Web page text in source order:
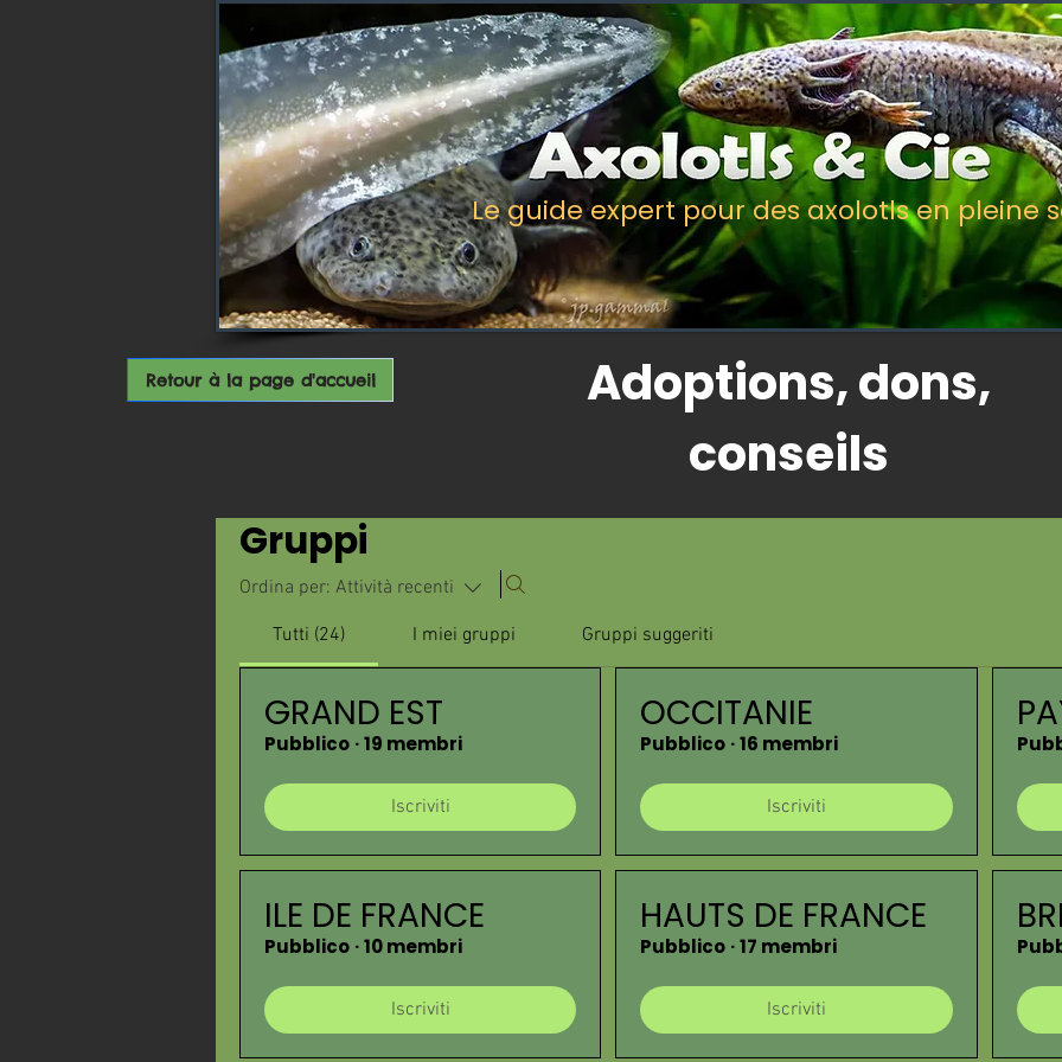
Le guide expert pour des axolotls en pleine
Adoptions, dons,
conseils
Gruppi
Ordina per: Attività recenti
Tutti (24) I miei gruppi Gruppi suggeriti
GRAND EST
Pubblico ·19 membri
Iscriviti
OCCITANIE
Pubblico · 16 membri
Iscriviti
ILE DE FRANCE
Pubblico ·10 membri
Iscriviti
HAUTS DE FRANCE
Pubblico · 17 membri
Iscriviti
Retour à la page d'accueil